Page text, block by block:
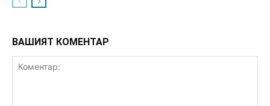
ВАШИЯТ КОМЕНТАР